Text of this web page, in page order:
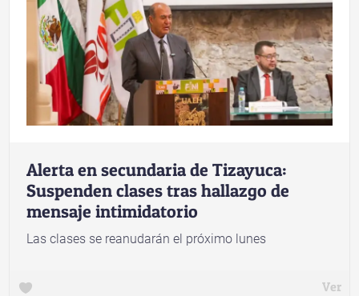
Alerta en secundaria de Tizayuca:
Suspenden clases tras hallazgo de
mensaje intimidatorio
Las clases se reanudarán el próximo lunes
Ver